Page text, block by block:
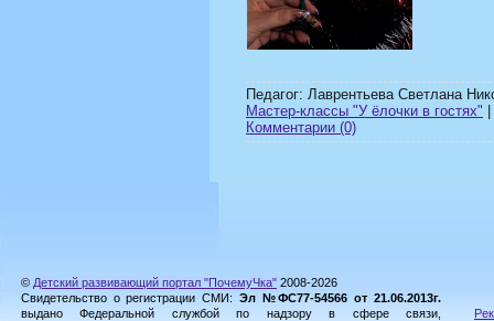
Педагог: Лаврентьева Светлана
Мастер-классы "У ёлочки в гостях"
Комментарии (0)
© Детский развивающий портал "ПочемуЧка" 2008-2026
Свидетельство о регистрации СМИ: Эл №ФС77-54566 от 21.06.2013г.
выдано Федеральной службой по надзору в сфере связи,